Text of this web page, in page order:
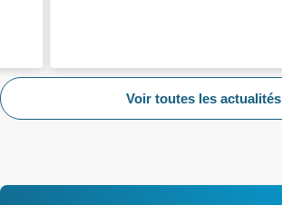
Voir toutes les actualités